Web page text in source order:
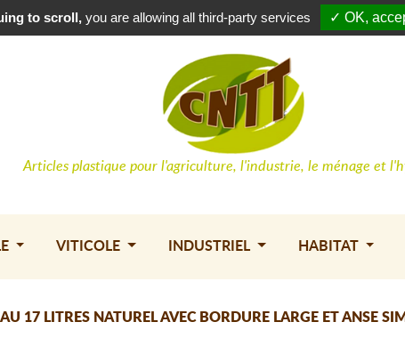
Articles plastique pour l'agriculture, l'industrie, le ménage et
VITICOLE INDUSTRIEL HABITAT
17 LITRES NATUREL AVEC BORDURE LARGE ET ANSE
to scroll,you are allowing all third-party services ✓ OK,